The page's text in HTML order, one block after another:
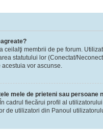
ceilalţi membrii de pe forum.
statutului lor (Conectat/
vor ascunse.
mele de prieteni sau persoane
cadrul fiecărui profil al
de utilizatori din Panoul